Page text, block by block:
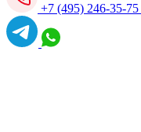
+7 (495) 246-35-75